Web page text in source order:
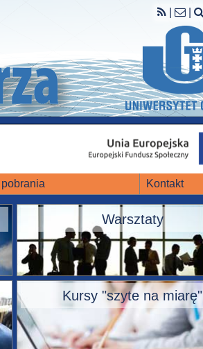
pobrania Kontakt
Warsztaty
Kursy "szyte na miarę"